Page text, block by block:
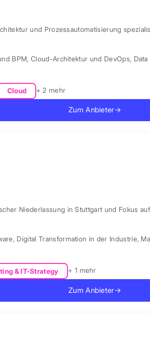
und Prozessautomatisierung
BPM, Cloud-Architektur und DevOps,
Cloud + 2 mehr
Zum Anbieter→
Niederlassung in Stuttgart und Fokus
, Digital Transformation in der Industrie,
& IT-Strategy + 1 mehr
Zum Anbieter→